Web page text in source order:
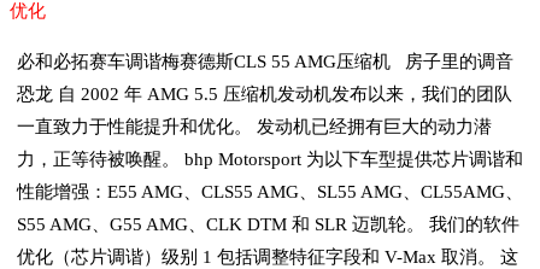
优化
必和必拓赛车调谐梅赛德斯CLS 55 AMG压缩机 房子里的调音
恐龙 自 2002 年 AMG 5.5 压缩机发动机发布以来，我们的团队
一直致力于性能提升和优化。 发动机已经拥有巨大的动力潜
力，正等待被唤醒。 bhp Motorsport 为以下车型提供芯片调谐和
性能增强：E55 AMG、CLS55 AMG、SL55 AMG、CL55AMG、
S55 AMG、G55 AMG、CLK DTM 和 SLR 迈凯轮。 我们的软件
优化（芯片调谐）级别 1 包括调整特征字段和 V-Max 取消。 这